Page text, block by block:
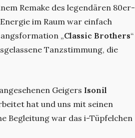
Remake des legendären 80er-
im Raum war einfach
„Classic Brothers“
Tanzstimmung, die
Geigers Isonil
hat und uns mit seinen
Begleitung war das i-Tüpfelchen